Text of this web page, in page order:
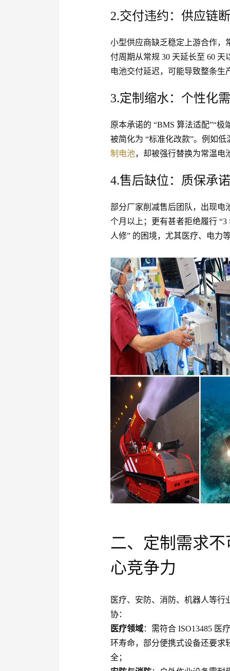
2.交付违约：供应链
小型供应商缺乏稳定上游合作，
付周期从常规 30 天延长至 60
电池交付延迟，可能导致整条生
3.定制缩水：个性化
原本承诺的 “BMS 算法适配”“
被简化为 “标准化改款”。例如
制电池，却被强行替换为常温电
4.售后缺位：质保承
部分厂家削减售后团队，出现电
个月以上；更有甚者拒绝履行
人修” 的困境，尤其医疗、电力
二、定制需求
心竞争力
医疗、安防、消防、机器人等
协：
医疗领域：需符合 ISO13485 医
环寿命，部分便携式设备还要求
全；